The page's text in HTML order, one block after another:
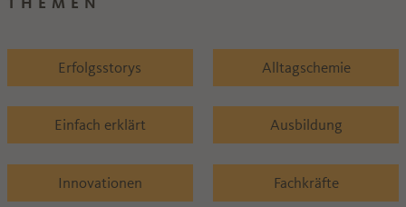
Erfolgsstorys Alltagschemie
Einfach erklärt Ausbildung
Innovationen Fachkräfte